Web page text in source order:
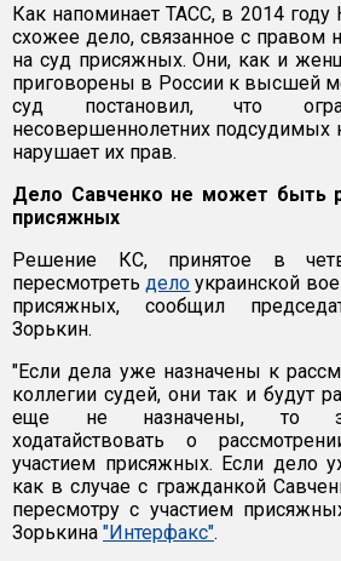
Как напоминает ТАСС, в 2014
схожее дело, связанное с правом
на суд присяжных. Они, как и
приговорены в России к высшей
суд постановил, что
несовершеннолетних подсудимых
нарушает их прав.
Дело Савченко не может быть
присяжных
Решение КС, принятое в
пересмотреть дело украинской
присяжных, сообщил
Зорькин.
"Если дела уже назначены к
коллегии судей, они так и будут
еще не назначены, то
ходатайствовать о
участием присяжных. Если дело
как в случае с гражданкой
пересмотру с участием
Зорькина "Интерфакс".